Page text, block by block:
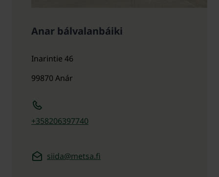
Anar bálvalanbáiki
Inarintie 46
99870 Anár
+358206397740
siida@metsa.fi